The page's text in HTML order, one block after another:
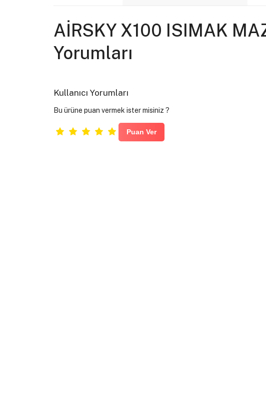
AİRSKY X100 ISIMAK
Yorumları
Kullanıcı Yorumları
Bu ürüne puan vermek ister misiniz ?